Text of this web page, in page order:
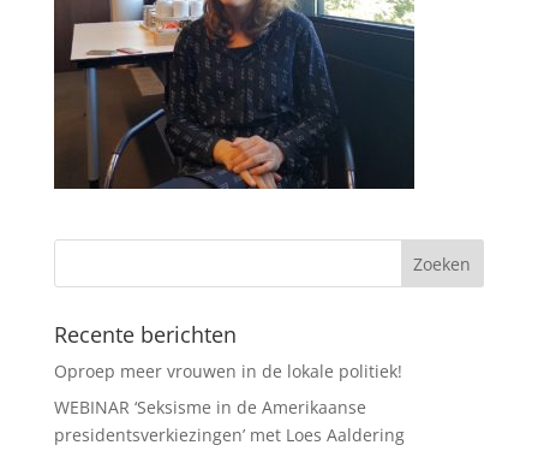
Recente berichten
Oproep meer vrouwen in de lokale politiek!
WEBINAR ‘Seksisme in de Amerikaanse
presidentsverkiezingen’ met Loes Aaldering